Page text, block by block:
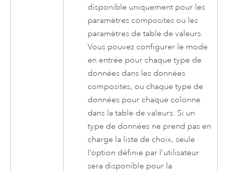
disponible uniquement pour les
paramètres composites ou les
paramètres de table de valeurs.
Vous pouvez configurer le mode
en entrée pour chaque type de
données dans les données
composites, ou chaque type de
données pour chaque colonne
dans la table de valeurs. Si un
type de données ne prend pas en
charge la liste de choix, seule
l’option définie par l’utilisateur
sera disponible pour la